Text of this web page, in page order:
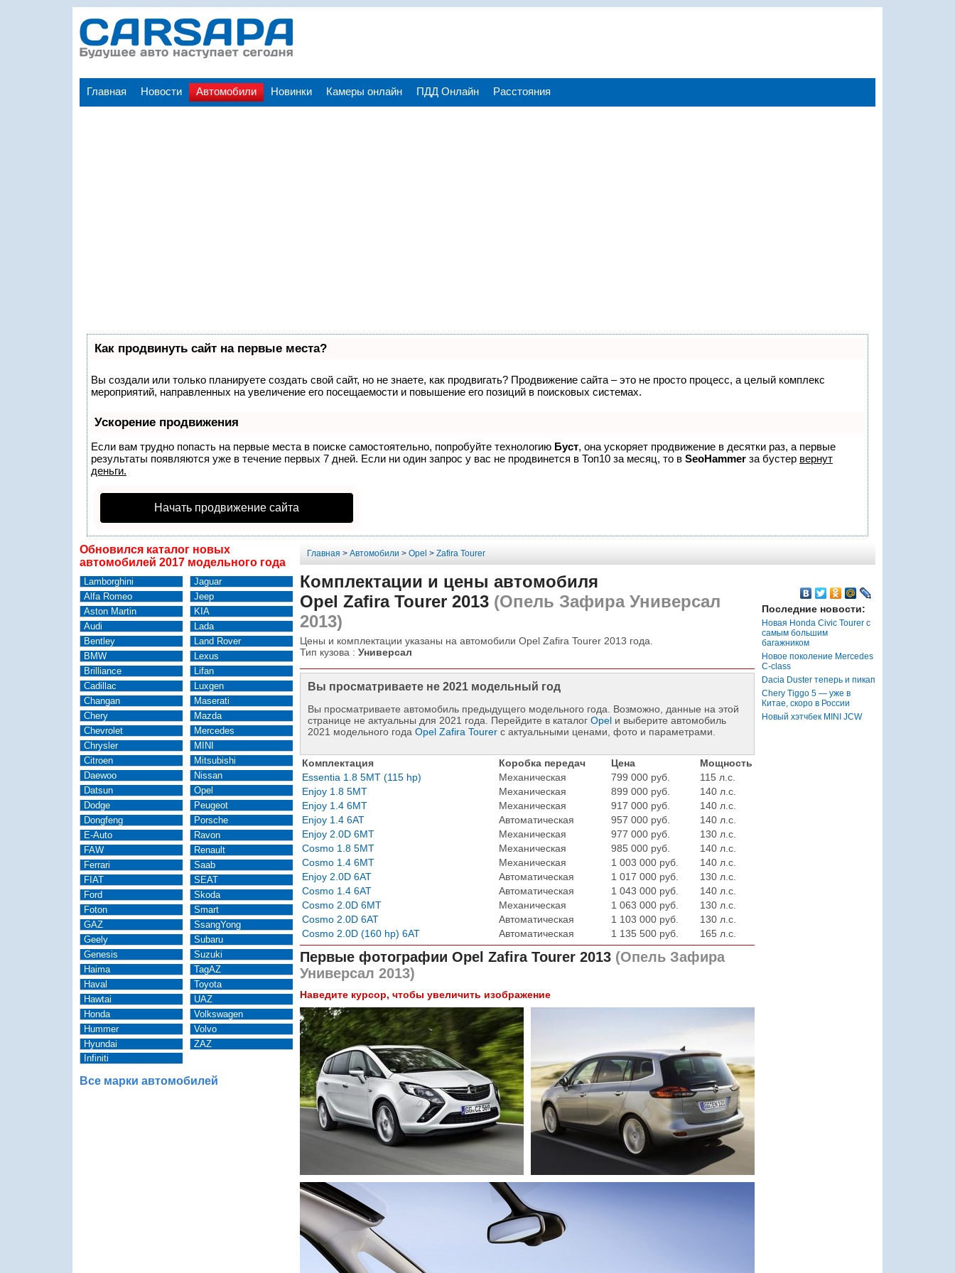
Главная Новости Автомобили Новинки Камеры онлайн ПДД Онлайн Расстояния
Как продвинуть сайт на первые места?
Вы создали или только планируете создать свой сайт, но не знаете, как продвигать? Продвижение сайта – это не просто процесс, а целый комплекс
мероприятий, направленных на увеличение его посещаемости и повышение его позиций в поисковых системах.
Ускорение продвижения
Если вам трудно попасть на первые места в поиске самостоятельно, попробуйте технологию Буст, она ускоряет продвижение в десятки раз, а первые
результаты появляются уже в течение первых 7 дней. Если ни один запрос у вас не продвинется в Топ10 за месяц, то в SeoHammer за бустер вернут
деньги.
Начать продвижение сайта
Обновился каталог новых
автомобилей 2017 модельного года
Lamborghini
Alfa Romeo
Aston Martin
Audi
Bentley
BMW
Brilliance
Cadillac
Changan
Chery
Chevrolet
Chrysler
Citroen
Daewoo
Datsun
Dodge
Dongfeng
E-Auto
FAW
Ferrari
FIAT
Ford
Foton
GAZ
Geely
Genesis
Haima
Haval
Hawtai
Honda
Hummer
Hyundai
Infiniti
Jaguar
Jeep
KIA
Lada
Land Rover
Lexus
Lifan
Luxgen
Maserati
Mazda
Mercedes
MINI
Mitsubishi
Nissan
Opel
Peugeot
Porsche
Ravon
Renault
Saab
SEAT
Skoda
Smart
SsangYong
Subaru
Suzuki
TagAZ
Toyota
UAZ
Volkswagen
Volvo
ZAZ
Все марки автомобилей
Главная > Автомобили > Opel > Zafira Tourer
Комплектации и цены автомобиля
Opel Zafira Tourer 2013(Опель Зафира Универсал
2013)
Цены и комплектации указаны на автомобили Opel Zafira Tourer 2013 года.
Тип кузова : Универсал
Вы просматриваете не 2021 модельный год
Вы просматриваете автомобиль предыдущего модельного года. Возможно, данные на этой
странице не актуальны для 2021 года. Перейдите в каталог Opelи выберите автомобиль
2021 модельного года Opel Zafira Tourerс актуальными ценами, фото и параметрами.
Комплектация Коробка передач Цена
Мощность
Essentia 1.8 5MT (115 hp)
Механическая 799 000 руб.
115 л.с.
Enjoy 1.8 5MT
Механическая 899 000 руб.
140 л.с.
Enjoy 1.4 6MT
Механическая 917 000 руб.
140 л.с.
Enjoy 1.4 6AT
Автоматическая 957 000 руб.
140 л.с.
Enjoy 2.0D 6MT
Механическая 977 000 руб.
130 л.с.
Cosmo 1.8 5MT
Механическая 985 000 руб.
140 л.с.
Cosmo 1.4 6MT
Механическая 1 003 000 руб.
140 л.с.
Enjoy 2.0D 6AT
Автоматическая 1 017 000 руб.
130 л.с.
Cosmo 1.4 6AT
Автоматическая 1 043 000 руб.
140 л.с.
Cosmo 2.0D 6MT
Механическая 1 063 000 руб.
130 л.с.
Cosmo 2.0D 6AT
Автоматическая 1 103 000 руб.
130 л.с.
Cosmo 2.0D (160 hp) 6AT
Автоматическая 1 135 500 руб. 165 л.с.
Первые фотографии Opel Zafira Tourer 2013(Опель Зафира
Универсал 2013)
Наведите курсор, чтобы увеличить изображение
Последние новости:
Новая Honda Civic Tourer с
самым большим
багажником
Новое поколение Mercedes
C-class
Dacia Duster теперь и пикап
Chery Tiggo 5 — уже в
Китае, скоро в России
Новый хэтчбек MINI JCW